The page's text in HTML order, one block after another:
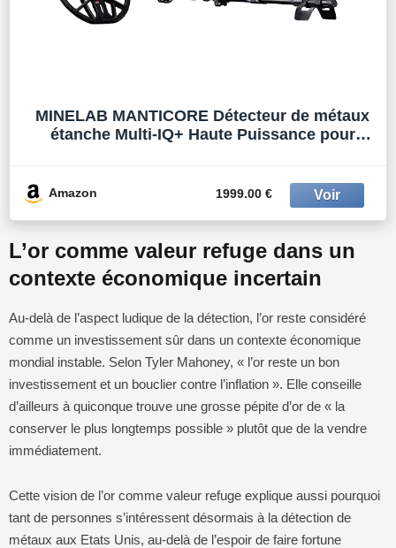
MINELAB MANTICORE Détecteur de métaux
étanche Multi-IQ+ Haute Puissance pour
Amazon 1999.00 €
L’or comme valeur refuge dans un
contexte économique incertain
Au-delà de l’aspect ludique de la détection, l’or reste considéré
comme un investissement sûr dans un contexte économique
mondial instable. Selon Tyler Mahoney, « l’or reste un bon
investissement et un bouclier contre l’inflation ». Elle conseille
d’ailleurs à quiconque trouve une grosse pépite d’or de « la
conserver le plus longtemps possible » plutôt que de la vendre
immédiatement.
Cette vision de l’or comme valeur refuge explique aussi pourquoi
tant de personnes s’intéressent désormais à la détection de
métaux aux Etats Unis, au-delà de l’espoir de faire fortune